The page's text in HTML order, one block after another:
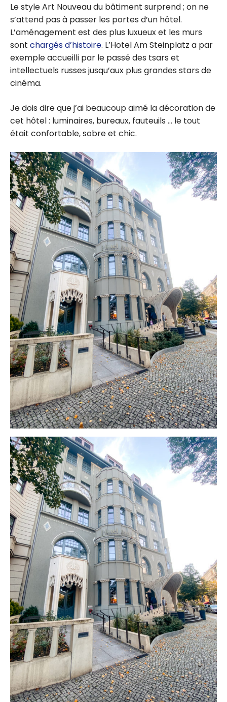
Le style Art Nouveau du bâtiment surprend ; on ne
s’attend pas à passer les portes d’un hôtel.
L’aménagement est des plus luxueux et les murs
sont chargés d’histoire. L’Hotel Am Steinplatz a par
exemple accueilli par le passé des tsars et
intellectuels russes jusqu’aux plus grandes stars de
cinéma.
Je dois dire que j’ai beaucoup aimé la décoration de
cet hôtel : luminaires, bureaux, fauteuils … le tout
était confortable, sobre et chic.